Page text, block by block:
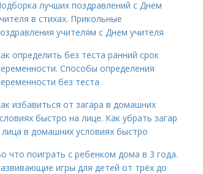
лучших поздравлений с Днем
в стихах. Прикольные
учителям с Днем учителя
определить без теста ранний срок
Способы определения
без теста
избавиться от загара в домашних
быстро на лице. Как убрать загар
лица в домашних условиях быстро
что поиграть с ребенком дома в 3 года.
игры для детей от трёх до